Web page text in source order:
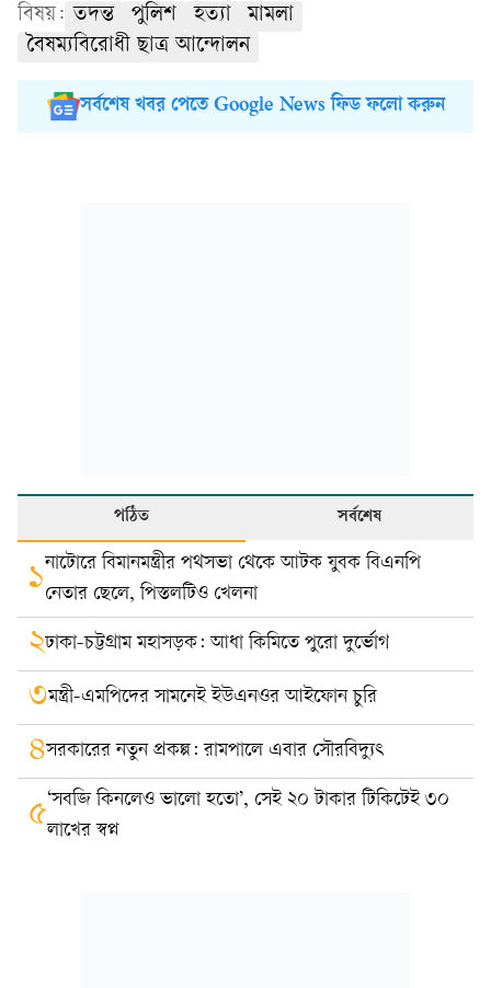
বিষয়: তদন্ত পুলিশ হত্যা
মামলা
বৈষম্যবিরোধী ছাত্র আন্দোলন
সর্বশেষ খবর পেতে Google News ফিড ফলো করুন
পঠিত সর্বশেষ
১নাটোরে বিমানমন্ত্রীর পথসভা থেকে আটক যুবক বিএনপি
নেতার ছেলে, পিস্তলটিও খেলনা
২ঢাকা-চট্টগ্রাম মহাসড়ক: আধা কিমিতে পুরো দুর্ভোগ
৩মন্ত্রী-এমপিদের সামনেই ইউএনওর আইফোন চুরি
৪সরকারের নতুন প্রকল্প: রামপালে এবার সৌরবিদ্যুৎ
৫‘সবজি কিনলেও ভালো হতো’, সেই ২০ টাকার টিকিটেই ৩০
লাখের স্বপ্ন